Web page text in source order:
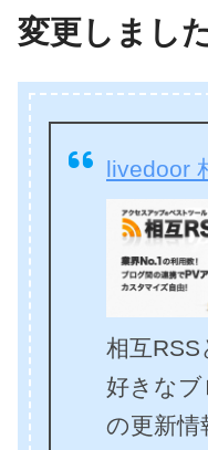
変更しまし
livedoor
相互RSS
好きなブ
の更新情